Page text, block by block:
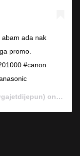
abam ada nak
promo.
#canon
on Jan 7,